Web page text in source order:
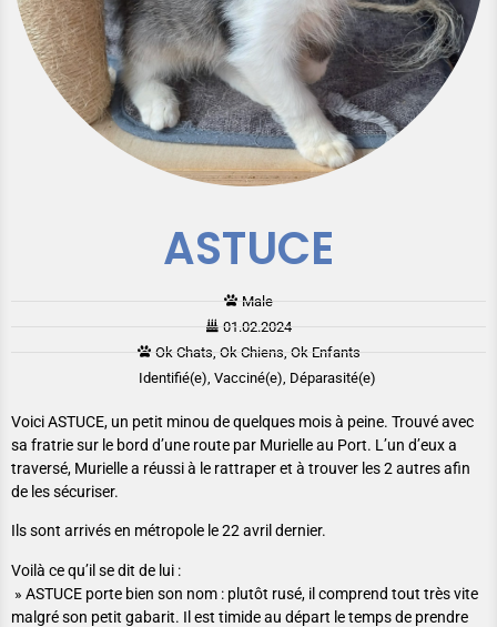
ASTUCE
Male
01.02.2024
Ok Chats, Ok Chiens, Ok Enfants
Identifié(e), Vacciné(e), Déparasité(e)
Voici ASTUCE, un petit minou de quelques mois à peine. Trouvé avec
sa fratrie sur le bord d’une route par Murielle au Port. L’un d’eux a
traversé, Murielle a réussi à le rattraper et à trouver les 2 autres afin
de les sécuriser.
Ils sont arrivés en métropole le 22 avril dernier.
Voilà ce qu’il se dit de lui :
» ASTUCE porte bien son nom : plutôt rusé, il comprend tout très vite
malgré son petit gabarit. Il est timide au départ le temps de prendre